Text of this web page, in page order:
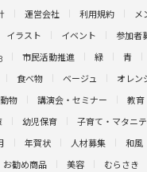
運営会社 利用規約 メ
イラスト イベント 参加者
市民活動推進 緑 青
食べ物 ベージュ オレン
動物 講演会・セミナー 教育
幼児保育 子育て・マタニテ
年賀状 人材募集 和風
お勧め商品 美容 むらさき